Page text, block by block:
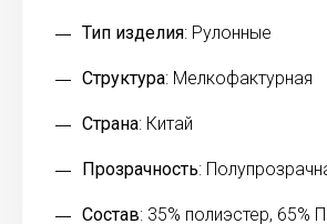
Тип изделия: Рулонные
Структура: Мелкофактурная
Страна: Китай
Прозрачность:
Состав: 35% полиэстер, 65%